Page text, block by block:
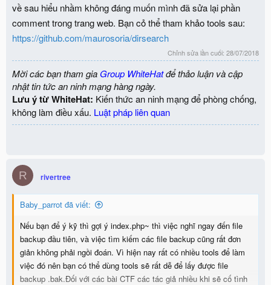
else {
print "Login failed!!!";
}
?>
đến đây thì dễ quá rồi phải hông?
Gợi ý tìm hiểu sự khác nhau giữa các operator này trong php "=="
vs "==="
về sau hiểu nhầm không đáng muốn mình đã sửa lại phần
comment trong trang web. Bạn cỏ thể tham khảo tools sau:
https://github.com/maurosoria/dirsearch
Chỉnh sửa lần cuối: 28/07/2018
Mời các bạn tham gia Group WhiteHatđể thảo luận và cập
nhật tin tức an ninh mạng hàng ngày.
Lưu ý từ WhiteHat: Kiến thức an ninh mạng để phòng chống,
không làm điều xấu. Luật pháp liên quan
R rivertree
Baby_parrot đã viết:
Nếu bạn để ý kỹ thì gợi ý index.php~ thì việc nghĩ ngay đến file
backup đầu tiên, và việc tìm kiếm các file backup cũng rất đơn
giản không phải ngồi đoán. Vì hiện nay rất có nhiều tools để làm
việc đó nên bạn có thể dùng tools sẽ rất dễ để lấy được file
backup .bak.Đối với các bài CTF các tác giả nhiều khi sẽ cố tình